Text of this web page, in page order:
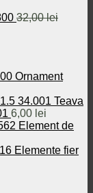
32,00lei
Ornament
Teava
6,00 lei
Element de
Elemente fier